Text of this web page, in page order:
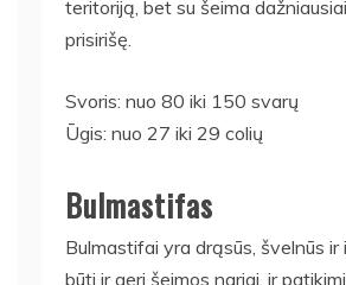
teritoriją, bet su šeima
prisirišę.
Svoris: nuo 80 iki 150 svarų
Ūgis: nuo 27 iki 29 colių
Bulmastifas
Bulmastifai yra drąsūs, švelnūs ir
būti ir geri šeimos nariai, ir